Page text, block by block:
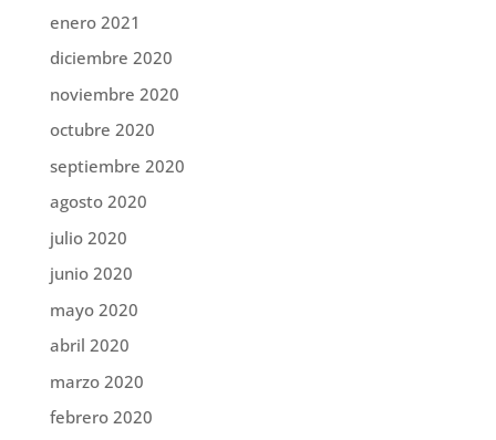
enero 2021
diciembre 2020
noviembre 2020
octubre 2020
septiembre 2020
agosto 2020
julio 2020
junio 2020
mayo 2020
abril 2020
marzo 2020
febrero 2020